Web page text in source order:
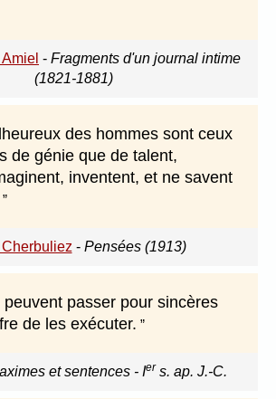
- Fragments d'un journal intime
(1821-1881)
des hommes sont ceux
de génie que de talent,
inventent, et ne savent
- Pensées (1913)
peuvent passer pour sincères
de les exécuter.
et sentences - Ier s. ap. J.-C.